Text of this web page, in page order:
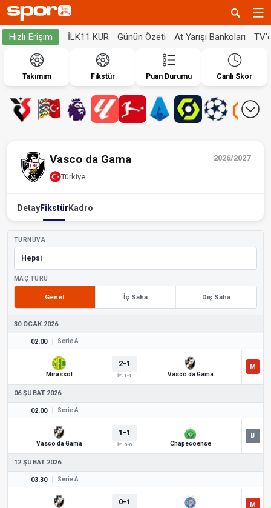
Hızlı Erişim İLK11 KUR Günün Özeti At Yarışı Bankoları
Takımım Fikstür Puan Durumu Canlı Skor
2026/2027
Vasco da Gama
Türkiye
DetayFikstür Kadro
TURNUVA
MAÇ TÜRÜ
Genel İç Saha Dış Saha
30 OCAK 2026
02.00 Serie A
Mirassol
2-1
İY: 1-1 Vasco da Gama
06 ŞUBAT 2026
02.00 Serie A
Vasco da Gama
1-1
İY: 0-0 Chapecoense
12 ŞUBAT 2026
03.30 Serie A
0-1